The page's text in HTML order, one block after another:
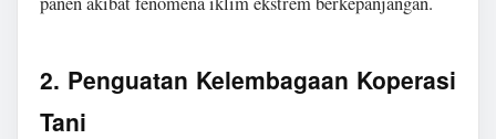
2. Penguatan Kelembagaan Koperasi
Tani